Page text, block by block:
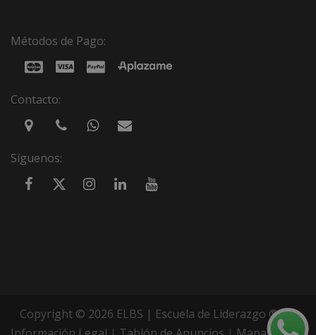
Métodos de Pago:
Contacto:
Síguenos:
Copyright © 2026 ELBS | Escuela de Liderazgo ®